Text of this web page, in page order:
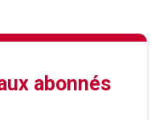
abonnés